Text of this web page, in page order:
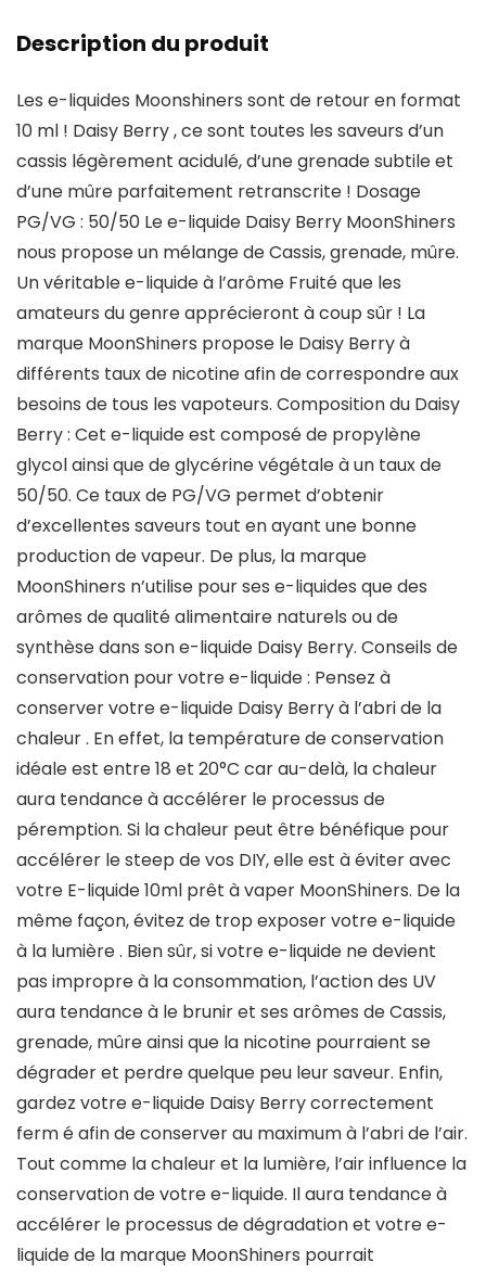
Description du produit
Les e-liquides Moonshiners sont de retour en format
10 ml ! Daisy Berry , ce sont toutes les saveurs d’un
cassis légèrement acidulé, d’une grenade subtile et
d’une mûre parfaitement retranscrite ! Dosage
PG/VG : 50/50 Le e-liquide Daisy Berry MoonShiners
nous propose un mélange de Cassis, grenade, mûre.
Un véritable e-liquide à l’arôme Fruité que les
amateurs du genre apprécieront à coup sûr ! La
marque MoonShiners propose le Daisy Berry à
différents taux de nicotine afin de correspondre aux
besoins de tous les vapoteurs. Composition du Daisy
Berry : Cet e-liquide est composé de propylène
glycol ainsi que de glycérine végétale à un taux de
50/50. Ce taux de PG/VG permet d’obtenir
d’excellentes saveurs tout en ayant une bonne
production de vapeur. De plus, la marque
MoonShiners n’utilise pour ses e-liquides que des
arômes de qualité alimentaire naturels ou de
synthèse dans son e-liquide Daisy Berry. Conseils de
conservation pour votre e-liquide : Pensez à
conserver votre e-liquide Daisy Berry à l’abri de la
chaleur . En effet, la température de conservation
idéale est entre 18 et 20°C car au-delà, la chaleur
aura tendance à accélérer le processus de
péremption. Si la chaleur peut être bénéfique pour
accélérer le steep de vos DIY, elle est à éviter avec
votre E-liquide 10ml prêt à vaper MoonShiners. De la
même façon, évitez de trop exposer votre e-liquide
à la lumière . Bien sûr, si votre e-liquide ne devient
pas impropre à la consommation, l’action des UV
aura tendance à le brunir et ses arômes de Cassis,
grenade, mûre ainsi que la nicotine pourraient se
dégrader et perdre quelque peu leur saveur. Enfin,
gardez votre e-liquide Daisy Berry correctement
ferm é afin de conserver au maximum à l’abri de l’air.
Tout comme la chaleur et la lumière, l’air influence la
conservation de votre e-liquide. Il aura tendance à
accélérer le processus de dégradation et votre e-
liquide de la marque MoonShiners pourrait